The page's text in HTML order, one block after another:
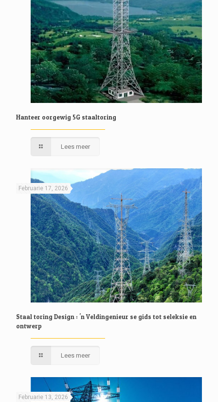
Hanteer oorgewig 5G staaltoring
Lees meer
Februarie 17, 2026
Staal toring Design : 'n Veldingenieur se gids tot seleksie en
ontwerp
Lees meer
Februarie 13, 2026